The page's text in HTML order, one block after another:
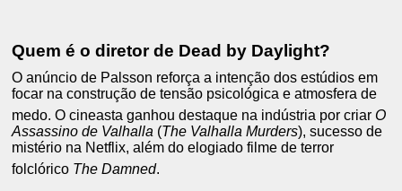
Quem é o diretor de Dead by Daylight?
O anúncio de Palsson reforça a intenção dos estúdios em
focar na construção de tensão psicológica e atmosfera de
medo. O cineasta ganhou destaque na indústria por criarO
Assassino de Valhalla (The Valhalla Murders), sucesso de
mistério na Netflix, além do elogiado filme de terror
folclórico The Damned.